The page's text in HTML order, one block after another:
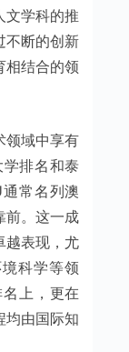
文学科的推
不断的创新
相结合的领
领域中享有
排名和泰
常名列澳
前。这一成
越表现，尤
科学等领
上，更在
均由国际知